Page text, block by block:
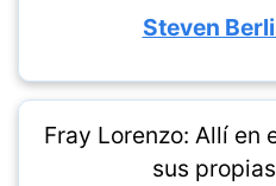
Steven
Fray Lorenzo: Allí en
sus